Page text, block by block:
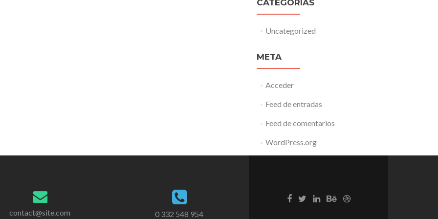
CATEGORÍAS
Uncategorized
META
Acceder
Feed de entradas
Feed de comentarios
WordPress.org
contact@site.com 0 332 548 954